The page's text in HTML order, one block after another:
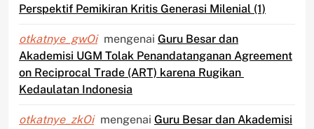
Perspektif Pemikiran Kritis Generasi Milenial (1)
otkatnye_gwOi mengenai Guru Besar dan
Akademisi UGM Tolak Penandatanganan Agreement
on Reciprocal Trade (ART) karena Rugikan
Kedaulatan Indonesia
otkatnye_zkOi mengenai Guru Besar dan Akademisi